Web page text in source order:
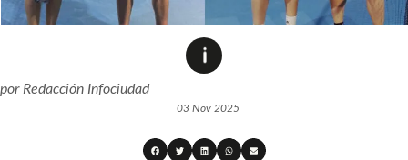
porRedacción Infociudad
03 Nov 2025